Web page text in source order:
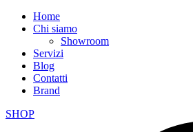
Home
Chi siamo
Showroom
Servizi
Blog
Contatti
Brand
SHOP